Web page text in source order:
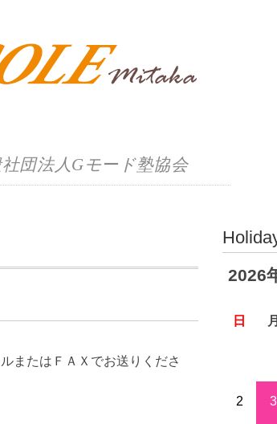
団法人Gモード塾協会
またはＦＡＸでお送りくださ
2026
日 月
2 3